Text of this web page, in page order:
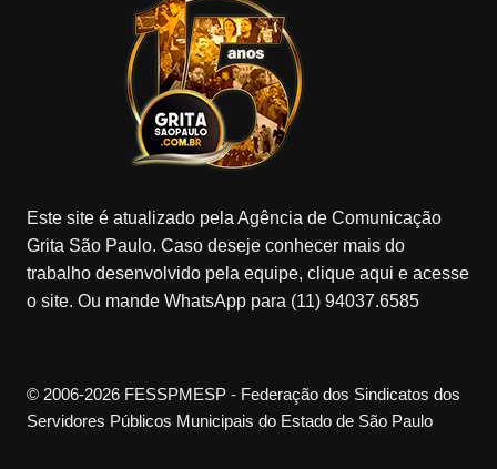
Este site é atualizado pela Agência de Comunicação
Grita São Paulo. Caso deseje conhecer mais do
trabalho desenvolvido pela equipe, clique aqui e acesse
o site. Ou mande WhatsApp para (11) 94037.6585
© 2006-2026 FESSPMESP - Federação dos Sindicatos dos
Servidores Públicos Municipais do Estado de São Paulo